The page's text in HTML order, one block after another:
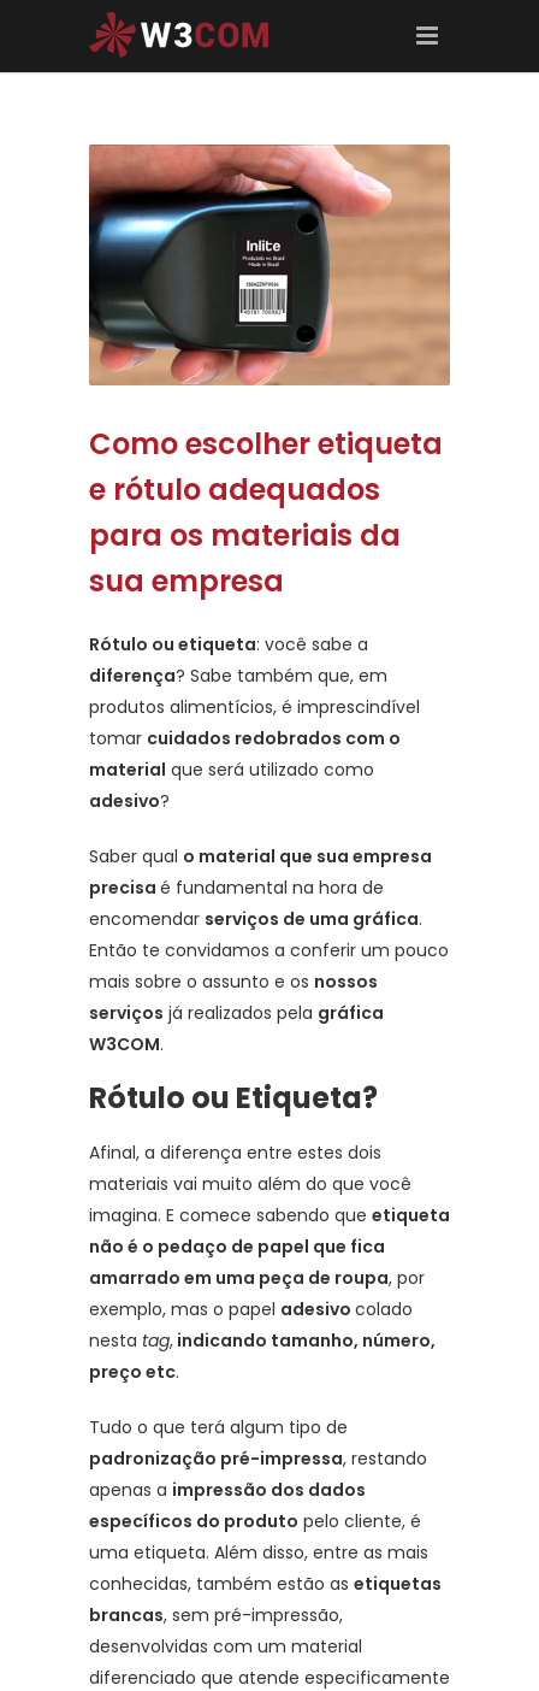
Como escolher etiqueta
e rótulo adequados
para os materiais da
sua empresa
Rótulo ou etiqueta: você sabe a
diferença? Sabe também que, em
produtos alimentícios, é imprescindível
tomar cuidados redobrados com o
material que será utilizado como
adesivo?
Saber qual o material que sua empresa
precisa é fundamental na hora de
encomendar serviços de uma gráfica.
Então te convidamos a conferir um pouco
mais sobre o assunto e os nossos
serviços já realizados pela gráfica
W3COM.
Rótulo ou Etiqueta?
Afinal, a diferença entre estes dois
materiais vai muito além do que você
imagina. E comece sabendo que etiqueta
não é o pedaço de papel que fica
amarrado em uma peça de roupa, por
exemplo, mas o papel adesivo colado
nesta tag, indicando tamanho, número,
preço etc.
Tudo o que terá algum tipo de
padronização pré-impressa, restando
apenas a impressão dos dados
específicos do produto pelo cliente, é
uma etiqueta. Além disso, entre as mais
conhecidas, também estão as etiquetas
brancas, sem pré-impressão,
desenvolvidas com um material
diferenciado que atende especificamente